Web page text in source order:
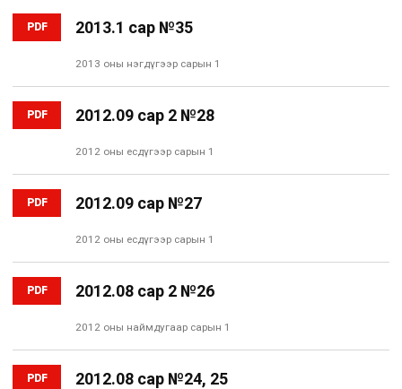
PDF 2013.1 сар №35
2013 оны нэгдүгээр сарын 1
PDF 2012.09 сар 2 №28
2012 оны есдүгээр сарын 1
PDF 2012.09 сар №27
2012 оны есдүгээр сарын 1
PDF 2012.08 сар 2 №26
2012 оны наймдугаар сарын 1
PDF 2012.08 сар №24, 25